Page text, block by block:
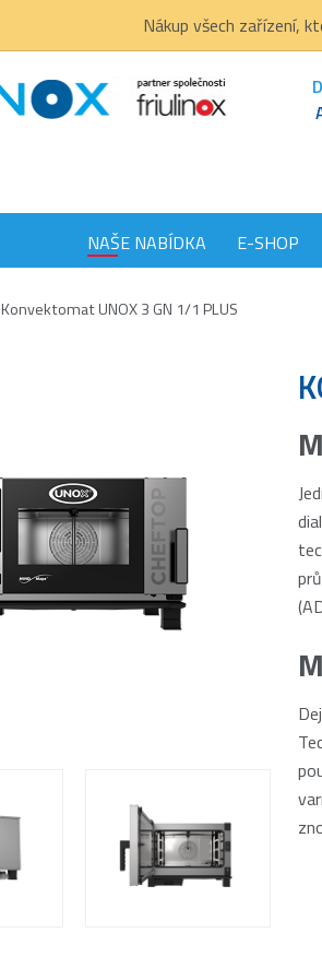
Nákup všech zařízení,
NAŠE NABÍDKA E-SHOP
Konvektomat UNOX 3 GN 1/1 PLUS